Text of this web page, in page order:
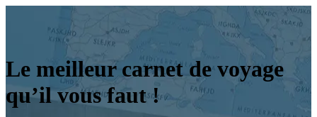
Le meilleur carnet de voyage
qu’il vous faut !